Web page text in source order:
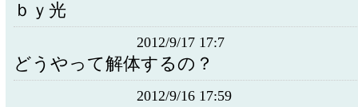
ｂｙ光
2012/9/17 17:7
どうやって解体するの？
2012/9/16 17:59